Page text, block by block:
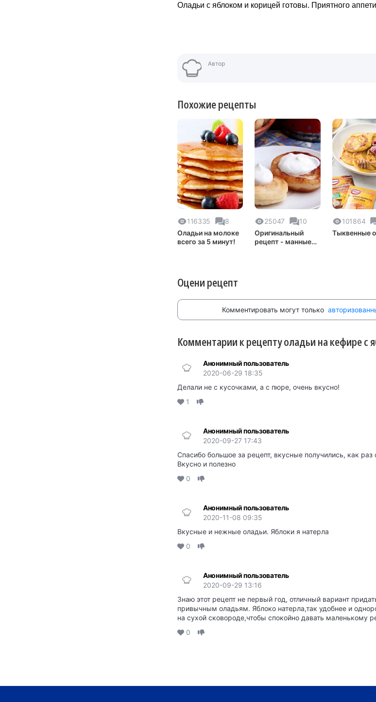
Оладьи с яблоком и корицей готовы. Приятного
Автор
Похожие рецепты
116335
8
Оладьи на молоке
всего за 5 минут!
25047
10
Оригинальный
рецепт - манные
101864
Тыквенные
Оцени рецепт
Комментировать могут только
Комментарии к рецепту оладьи на кефире с
Анонимный пользователь
2020-06-29 18:35
Делали не с кусочками, а с пюре, очень вкусно!
1
Анонимный пользователь
2020-09-27 17:43
Спасибо большое за рецепт, вкусные получились, как раз
Вкусно и полезно
0
Анонимный пользователь
2020-11-08 09:35
Вкусные и нежные оладьи. Яблоки я натерла
0
Анонимный пользователь
2020-09-29 13:16
Знаю этот рецепт не первый год, отличный вариант
привычным оладьям. Яблоко натерла,так удобнее и
на сухой сковороде,чтобы спокойно давать маленькому
0